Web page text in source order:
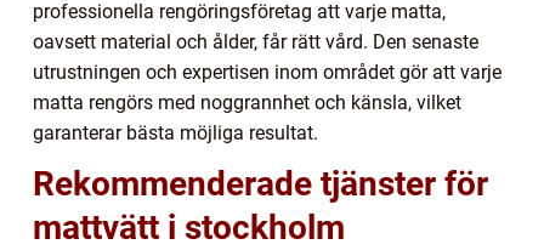
professionella rengöringsföretag att varje matta,
oavsett material och ålder, får rätt vård. Den senaste
utrustningen och expertisen inom området gör att varje
matta rengörs med noggrannhet och känsla, vilket
garanterar bästa möjliga resultat.
Rekommenderade tjänster för
mattvätt i stockholm